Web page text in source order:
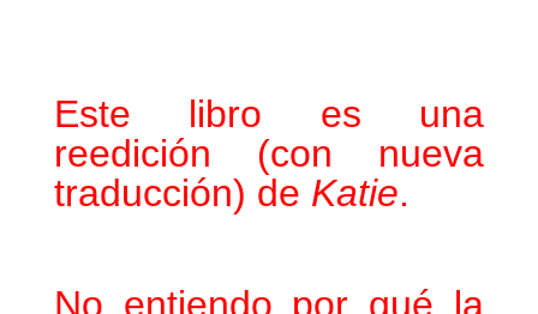
Este libro es una
reedición (con nueva
traducción) de Katie.
No entiendo por qué la